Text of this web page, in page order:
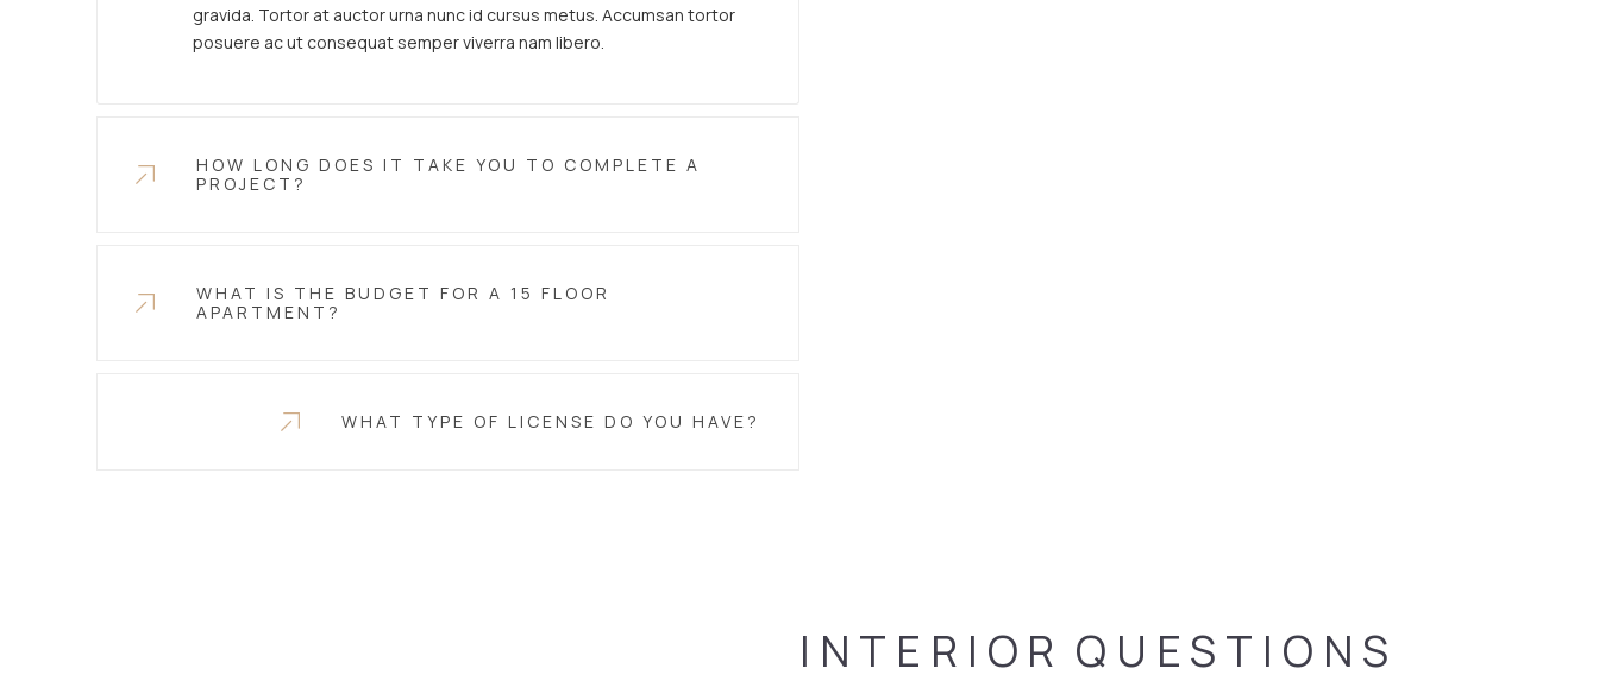
gravida. Tortor at auctor urna nunc id cursus metus. Accumsan tortor
posuere ac ut consequat semper viverra nam libero.
HOW LONG DOES IT TAKE YOU TO COMPLETE A
PROJECT?
WHAT IS THE BUDGET FOR A 15 FLOOR
APARTMENT?
WHAT TYPE OF LICENSE DO YOU HAVE?
INTERIOR QUESTIONS